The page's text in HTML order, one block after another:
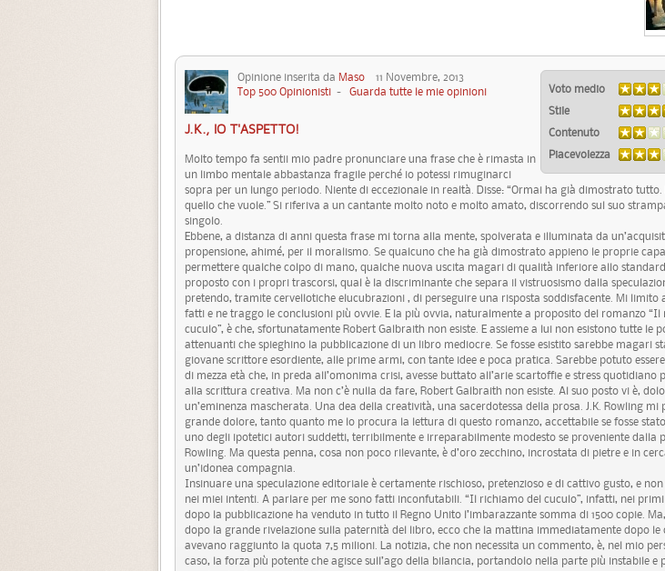
Voto medio
Stile
Contenuto
Piacevolezza
Opinione inserita da Maso 11 Novembre, 2013
Top 500 Opinionisti - Guarda tutte le mie opinioni
J.K., IO T'ASPETTO!
Molto tempo fa sentii mio padre pronunciare una frase che è rimasta in
un limbo mentale abbastanza fragile perché io potessi rimuginarci
sopra per un lungo periodo. Niente di eccezionale in realtà. Disse: “Ormai ha già dimostrato
quello che vuole.” Si riferiva a un cantante molto noto e molto amato, discorrendo sul suo
singolo.
Ebbene, a distanza di anni questa frase mi torna alla mente, spolverata e illuminata da
propensione, ahimé, per il moralismo. Se qualcuno che ha già dimostrato appieno le proprie
permettere qualche colpo di mano, qualche nuova uscita magari di qualità inferiore allo
proposto con i propri trascorsi, qual è la discriminante che separa il vistruosismo dalla
pretendo, tramite cervellotiche elucubrazioni , di perseguire una risposta soddisfacente. Mi limito
fatti e ne traggo le conclusioni più ovvie. E la più ovvia, naturalmente a proposito del romanzo
cuculo”, è che, sfortunatamente Robert Galbraith non esiste. E assieme a lui non esistono tutte le
attenuanti che spieghino la pubblicazione di un libro mediocre. Se fosse esistito sarebbe magari
giovane scrittore esordiente, alle prime armi, con tante idee e poca pratica. Sarebbe potuto
di mezza età che, in preda all’omonima crisi, avesse buttato all’arie scartoffie e stress quotidiano
alla scrittura creativa. Ma non c’è nulla da fare, Robert Galbraith non esiste. Al suo posto vi è,
un’eminenza mascherata. Una dea della creatività, una sacerdotessa della prosa. J.K. Rowling
grande dolore, tanto quanto me lo procura la lettura di questo romanzo, accettabile se fosse
uno degli ipotetici autori suddetti, terribilmente e irreparabilmente modesto se proveniente dalla
Rowling. Ma questa penna, cosa non poco rilevante, è d’oro zecchino, incrostata di pietre e in
un’idonea compagnia.
Insinuare una speculazione editoriale è certamente rischioso, pretenzioso e di cattivo gusto, e
nei miei intenti. A parlare per me sono fatti inconfutabili. “Il richiamo del cuculo”, infatti, nei
dopo la pubblicazione ha venduto in tutto il Regno Unito l’imbarazzante somma di 1500 copie.
dopo la grande rivelazione sulla paternità del libro, ecco che la mattina immediatamente dopo le
avevano raggiunto la quota 7,5 milioni. La notizia, che non necessita un commento, è, nel mio
caso, la forza più potente che agisce sull’ago della bilancia, portandolo nella parte più instabile e